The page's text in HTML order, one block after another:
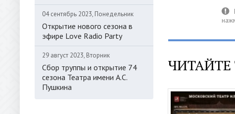
04 сентябрь 2023, Понедельник
Открытие нового сезона в
эфире Love Radio Party
29 август 2023, Вторник
Сбор труппы и открытие 74
сезона Театра имени А.С.
Пушкина